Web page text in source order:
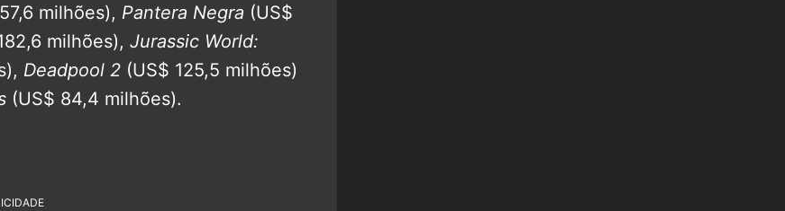
milhões), Pantera Negra (US$
milhões), Jurassic World:
Deadpool 2 (US$ 125,5 milhões)
(US$ 84,4 milhões).